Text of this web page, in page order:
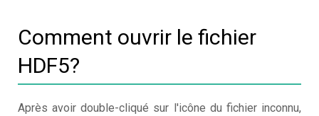
Comment ouvrir le fichier
HDF5?
Après avoir double-cliqué sur l'icône du fichier inconnu,